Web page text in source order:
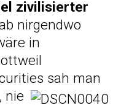
zivilisierter
nirgendwo
in
sah man
nie